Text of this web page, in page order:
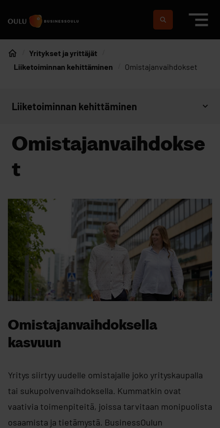
Etusivulle
Suomeksi
In english
Etusivu
Yritykset ja yrittäjät
Liiketoiminnan kehittäminen
Omistajanvaihdokset
Avaa sivujen valikko
Liiketoiminnan kehittäminen
Omistajanvaihdokse
t
Omistajanvaihdoksella
kasvuun
Yritys siirtyy uudelle omistajalle joko yrityskaupalla
tai sukupolvenvaihdoksella. Kummatkin ovat
vaativia toimenpiteitä, joissa tarvitaan monipuolista
osaamista ja tietämystä. BusinessOulun